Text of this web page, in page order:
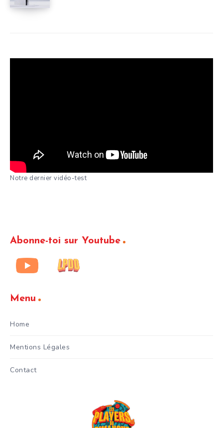
Notre dernier vidéo-test
Abonne-toi sur Youtube
Menu
Home
Mentions Légales
Contact